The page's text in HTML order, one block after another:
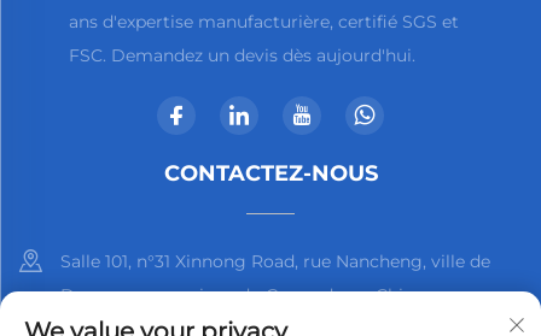
ans d'expertise manufacturière, certifié SGS et
FSC. Demandez un devis dès aujourd'hui.
CONTACTEZ-NOUS
Salle 101, n°31 Xinnong Road, rue Nancheng, ville de
Dongguan, province du Guangdong, Chine